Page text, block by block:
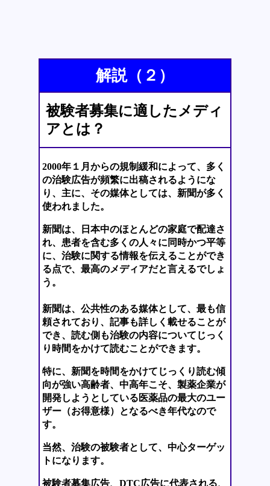
解説（２）
被験者募集に適したメディ
アとは？
2000年１月からの規制緩和によって、多く
の治験広告が頻繁に出稿されるようにな
り、主に、その媒体としては、新聞が多く
使われました。
新聞は、日本中のほとんどの家庭で配達さ
れ、患者を含む多くの人々に同時かつ平等
に、治験に関する情報を伝えることができ
る点で、最高のメディアだと言えるでしょ
う。
新聞は、公共性のある媒体として、最も信
頼されており、記事も詳しく載せることが
でき、読む側も治験の内容についてじっく
り時間をかけて読むことができます。
特に、新聞を時間をかけてじっくり読む傾
向が強い高齢者、中高年こそ、製薬企業が
開発しようとしている医薬品の最大のユー
ザー（お得意様）となるべき年代なので
す。
当然、治験の被験者として、中心ターゲッ
トになります。
被験者募集広告、DTC広告に代表される、